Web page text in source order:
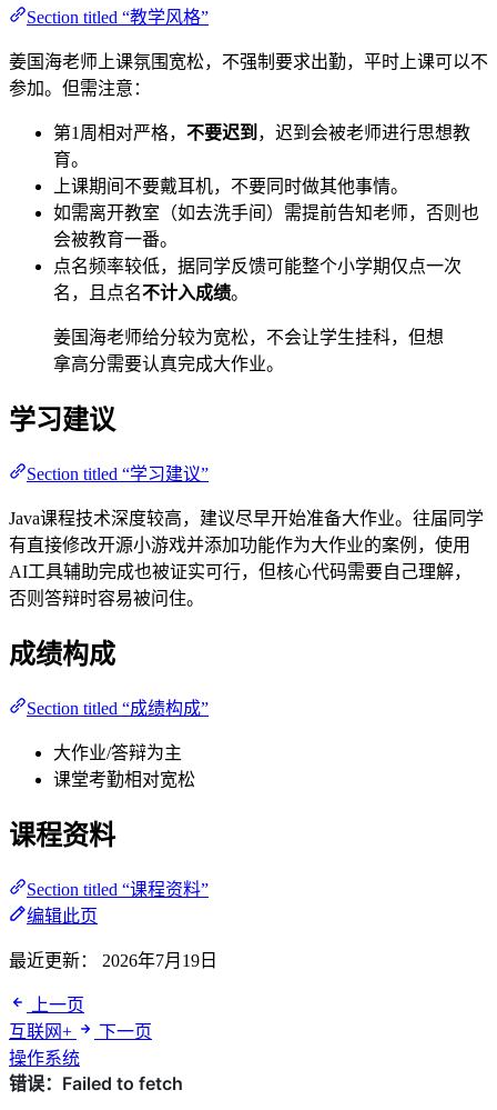
Section titled “教学风格”
姜国海老师上课氛围宽松，不强制要求出勤，平时上课可以不
参加。但需注意：
第1周相对严格， 不要迟到 ，迟到会被老师进行思想教
育。
上课期间不要戴耳机，不要同时做其他事情。
如需离开教室（如去洗手间）需提前告知老师，否则也
会被教育一番。
点名频率较低，据同学反馈可能整个小学期仅点一次
名，且点名不计入成绩。
姜国海老师给分较为宽松，不会让学生挂科，但想
拿高分需要认真完成大作业。
学习建议
Section titled “学习建议”
Java课程技术深度较高，建议尽早开始准备大作业。往届同学
有直接修改开源小游戏并添加功能作为大作业的案例，使用
AI工具辅助完成也被证实可行，但核心代码需要自己理解，
否则答辩时容易被问住。
成绩构成
Section titled “成绩构成”
大作业/答辩为主
课堂考勤相对宽松
课程资料
Section titled “课程资料”
编辑此页
最近更新： 2026年7月19日
上一页
互联网+
下一页
操作系统